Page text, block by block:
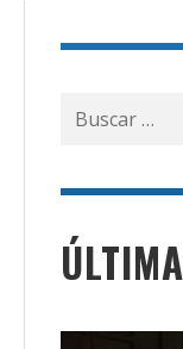
Buscar
por: